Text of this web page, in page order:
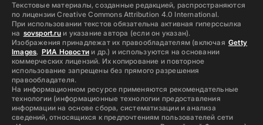
Текстовые материалы, созданные редакцией, распространяются
по лицензии Creative Commons Attribution 4.0 International.
При использовании текстов обязательна активная гиперссылка
на sovsport.ruи указание автора (если он указан).
Изображения принадлежат их правообладателям (включая Getty
Images, РИА Новостии др.) и используются на основании
коммерческих лицензий. Их копирование и повторное
использование запрещены без прямого разрешения
правообладателя.
На информационном ресурсе применяются рекомендательные
технологии (информационные технологии предоставления
информации на основе сбора, систематизации и анализа
сведений, относящихся к предпочтениям пользователей сети